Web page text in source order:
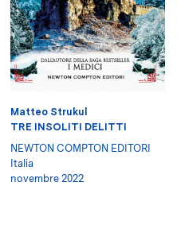
Matteo Strukul
TRE INSOLITI DELITTI
NEWTON COMPTON EDITORI
Italia
novembre 2022